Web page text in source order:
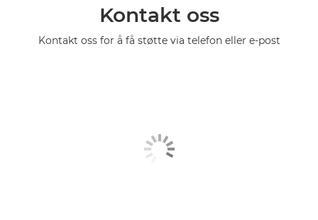
Kontakt oss
Kontakt oss for å få støtte via telefon eller e-post